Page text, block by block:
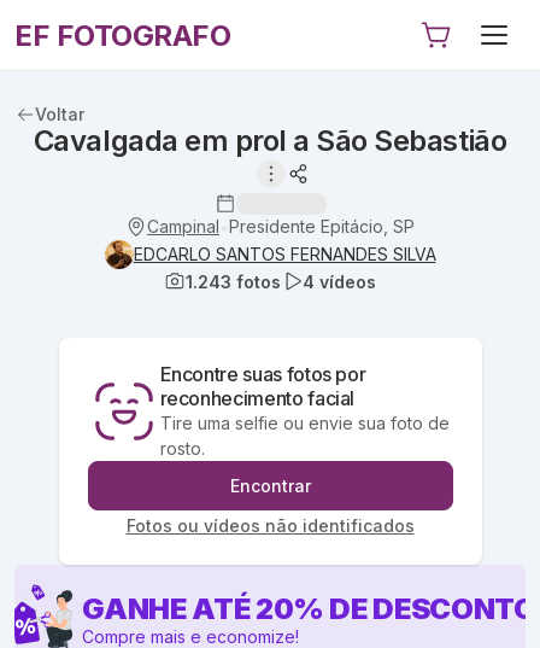
EF FOTOGRAFO
Voltar
Cavalgada em prol a São Sebastião
Campinal Presidente Epitácio, SP
EDCARLO SANTOS FERNANDES SILVA
1.243 fotos 4 vídeos
Encontre suas fotos por
reconhecimento facial
Tire uma selfie ou envie sua foto de
rosto.
Encontrar
Fotos ou vídeos não identificados
GANHE ATÉ20% DE DESCONTO
Compre mais e economize!